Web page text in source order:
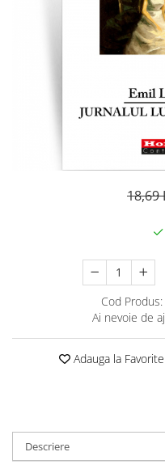
Publicistica / Reportaje /
Sociologie si filozofie
18,69
Cod Produs:
Ai nevoie de
Adauga la Favorite
Descriere